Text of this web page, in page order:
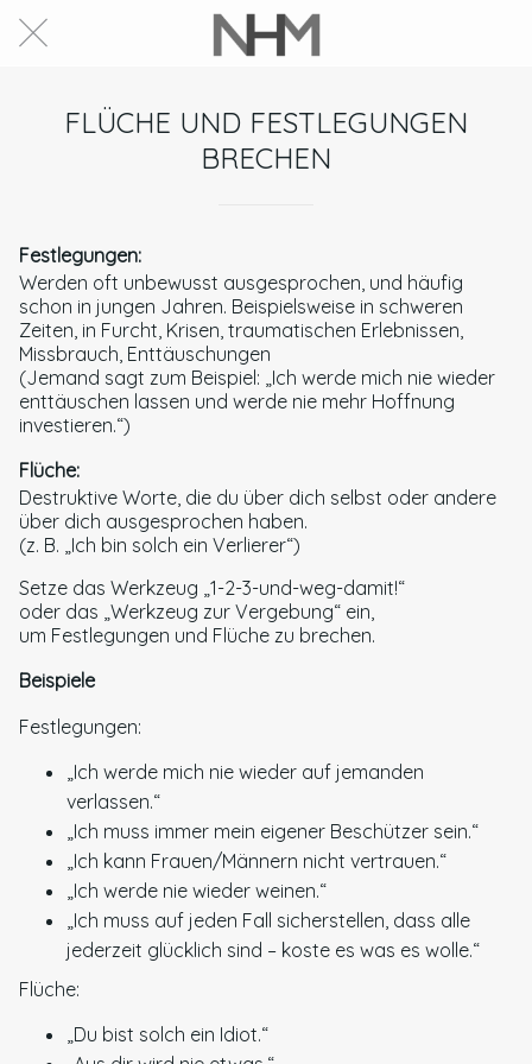
FLÜCHE UND FESTLEGUNGEN
BRECHEN
Festlegungen:
Werden oft unbewusst ausgesprochen, und häufig
schon in jungen Jahren. Beispielsweise in schweren
Zeiten, in Furcht, Krisen, traumatischen Erlebnissen,
Missbrauch, Enttäuschungen
(Jemand sagt zum Beispiel: „Ich werde mich nie wieder
enttäuschen lassen und werde nie mehr Hoffnung
investieren.“)
Flüche:
Destruktive Worte, die du über dich selbst oder andere
über dich ausgesprochen haben.
(z. B. „Ich bin solch ein Verlierer“)
Setze das Werkzeug „1-2-3-und-weg-damit!“
oder das „Werkzeug zur Vergebung“ ein,
um Festlegungen und Flüche zu brechen.
Beispiele
Festlegungen:
„Ich werde mich nie wieder auf jemanden
verlassen.“
„Ich muss immer mein eigener Beschützer sein.“
„Ich kann Frauen/Männern nicht vertrauen.“
„Ich werde nie wieder weinen.“
„Ich muss auf jeden Fall sicherstellen, dass alle
jederzeit glücklich sind – koste es was es wolle.“
Flüche:
„Du bist solch ein Idiot.“